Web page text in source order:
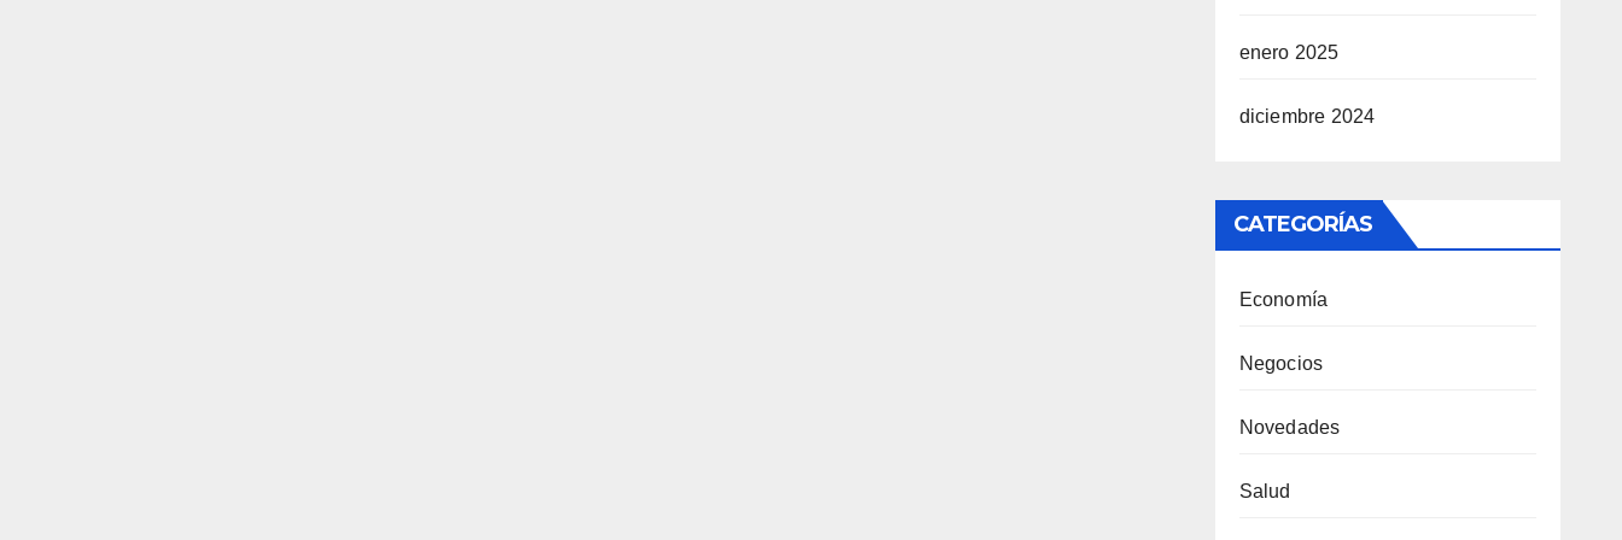
enero 2025
diciembre 2024
CATEGORÍAS
Economía
Negocios
Novedades
Salud